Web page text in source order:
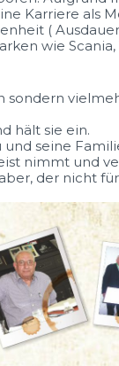
Karriere als
(
wie Scania,
sondern
hält sie ein.
und seine
nimmt und
der nicht